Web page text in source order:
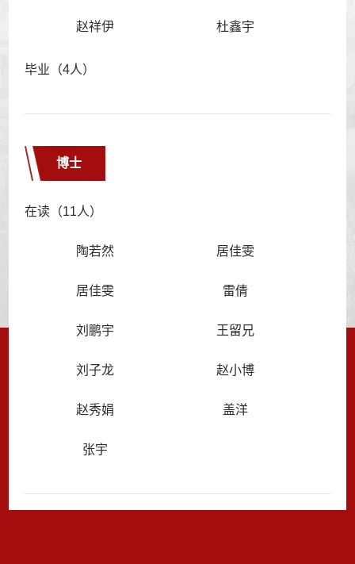
赵祥伊 杜鑫宇
毕业（4人）
博士
在读（11人）
陶若然 居佳雯
居佳雯 雷倩
刘鹏宇 王留兄
刘子龙 赵小博
赵秀娟 盖洋
张宇